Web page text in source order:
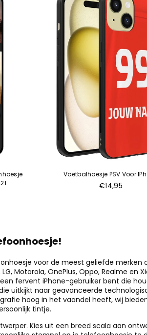
Voetbalhoesje PSV Voor
€14,95
voor de meest geliefde merken
Motorola, OnePlus, Oppo, Realme en
fervent iPhone-gebruiker bent die
uitkijkt naar geavanceerde
hoog in het vaandel heeft, wij
tintje.
Kies uit een breed scala aan